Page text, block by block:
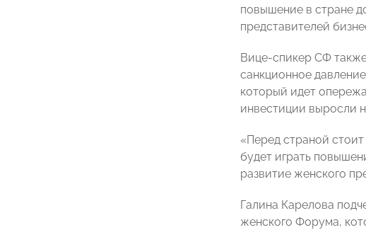
повышение в стране
представителей
Вице-спикер СФ
санкционное
который идет
инвестиции выросли
«Перед страной
будет играть
развитие женского
Галина Карелова
женского Форума,